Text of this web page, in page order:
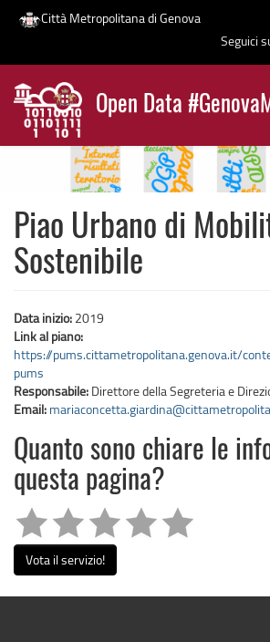
Salta
contenuto
principale
Città Metropolitana di Genova
Seguici
Open Data
News
Piao Urbano di
Sostenibile
Data inizio: 2019
Link al piano:
https://pums.cittametropolitana.genova.it/
pums
Responsabile: Direttore della Segreteria e
Email:
Quanto sono chiare le
questa pagina?
Vota il servizio!